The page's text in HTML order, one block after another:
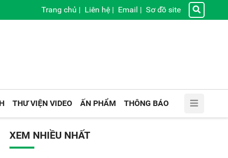
Trang chủ | Liên hệ | Email | Sơ đồ site
THƯ VIỆN VIDEO ẤN PHẨM THÔNG BÁO
XEM NHIỀU NHẤT